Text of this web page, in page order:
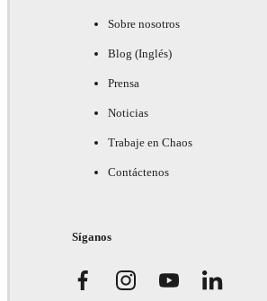
Sobre nosotros
Blog (Inglés)
Prensa
Noticias
Trabaje en Chaos
Contáctenos
Síganos